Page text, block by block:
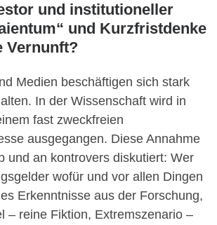
und institutioneller
und Kurzfristdenke
Vernunft?
Medien beschäftigen sich stark
In der Wissenschaft wird in
fast zweckfreien
ausgegangen. Diese Annahme
und an kontrovers diskutiert: Wer
wofür und vor allen Dingen
Erkenntnisse aus der Forschung,
– reine Fiktion, Extremszenario –